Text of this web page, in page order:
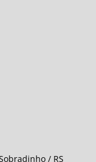
/ RS